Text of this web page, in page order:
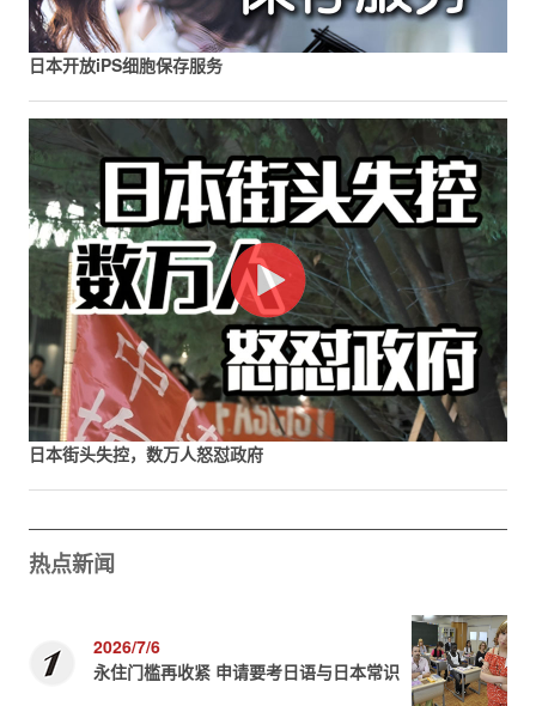
日本开放iPS细胞保存服务
日本街头失控，数万人怒怼政府
热点新闻
2026/7/6
永住门槛再收紧 申请要考日语与日本常识